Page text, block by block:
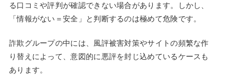
る口コミや評判が確認できない場合があります。しかし、
「情報がない＝安全」と判断するのは極めて危険です。
詐欺グループの中には、風評被害対策やサイトの頻繁な作
り替えによって、意図的に悪評を封じ込めているケースも
あります。